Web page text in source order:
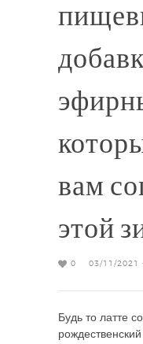
вам
этой
0 03/11/2021
Будь то латте
рождественский